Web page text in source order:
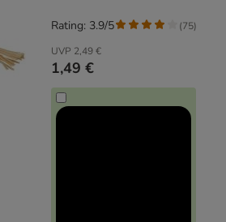
UVP 2,49 €
1,49 €
Rating: 3.9/5 (75)